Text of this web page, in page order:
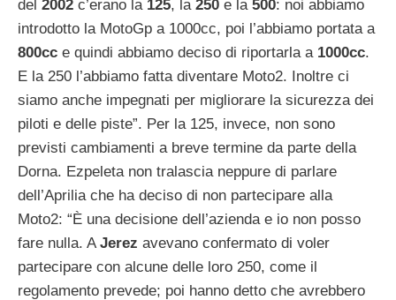
del 2002 c’erano la 125, la 250 e la 500: noi abbiamo
introdotto la MotoGp a 1000cc, poi l’abbiamo portata a
800cc e quindi abbiamo deciso di riportarla a 1000cc.
E la 250 l’abbiamo fatta diventare Moto2. Inoltre ci
siamo anche impegnati per migliorare la sicurezza dei
piloti e delle piste”. Per la 125, invece, non sono
previsti cambiamenti a breve termine da parte della
Dorna. Ezpeleta non tralascia neppure di parlare
dell’Aprilia che ha deciso di non partecipare alla
Moto2: “È una decisione dell’azienda e io non posso
fare nulla. AJerez avevano confermato di voler
partecipare con alcune delle loro 250, come il
regolamento prevede; poi hanno detto che avrebbero